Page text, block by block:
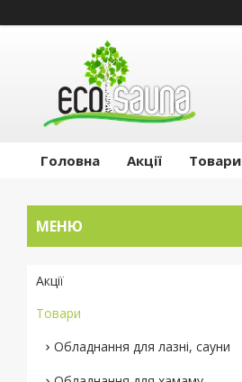
Головна Акції Товари
Акції
Товари
Обладнання для лазні, сауни